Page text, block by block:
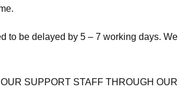
be delayed by 5 – 7 working days.
SUPPORT STAFF THROUGH OUR